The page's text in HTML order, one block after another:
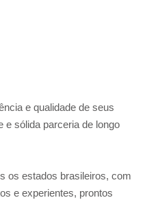
e qualidade de seus
e sólida parceria de longo
os estados brasileiros, com
e experientes, prontos